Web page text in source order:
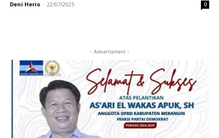
Deni Herio - 22/07/2025 0
- Advertisment -